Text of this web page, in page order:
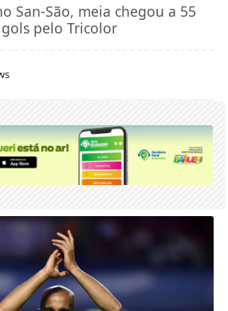
San-São, meia chegou a 55
pelo Tricolor